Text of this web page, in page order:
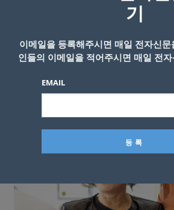
기
이메일을 등록해주시면 매일 전자신
인들의 이메일을 적어주시면 매일 전
EMAIL